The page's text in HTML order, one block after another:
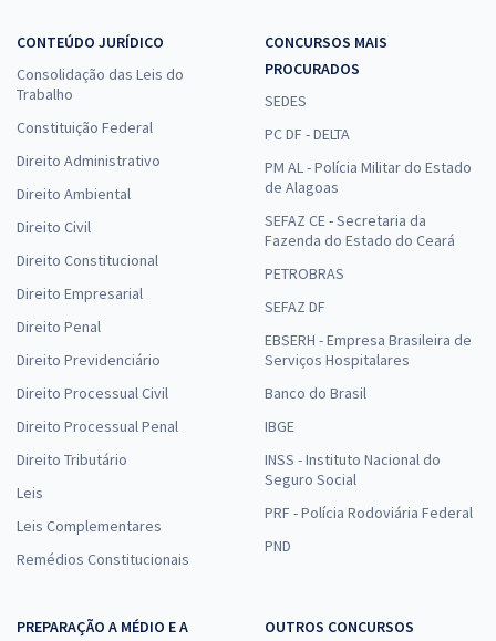
CONTEÚDO JURÍDICO
Consolidação das Leis do
Trabalho
Constituição Federal
Direito Administrativo
Direito Ambiental
Direito Civil
Direito Constitucional
Direito Empresarial
Direito Penal
Direito Previdenciário
Direito Processual Civil
Direito Processual Penal
Direito Tributário
Leis
Leis Complementares
Remédios Constitucionais
CONCURSOS MAIS
PROCURADOS
SEDES
PC DF - DELTA
PM AL - Polícia Militar do Estado
de Alagoas
SEFAZ CE - Secretaria da
Fazenda do Estado do Ceará
PETROBRAS
SEFAZ DF
EBSERH - Empresa Brasileira de
Serviços Hospitalares
Banco do Brasil
IBGE
INSS - Instituto Nacional do
Seguro Social
PRF - Polícia Rodoviária Federal
PND
PREPARAÇÃO A MÉDIO E A
OUTROS CONCURSOS